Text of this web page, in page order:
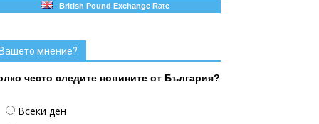
British Pound Exchange Rate
мнение?
често следите новините от България?
Всеки ден